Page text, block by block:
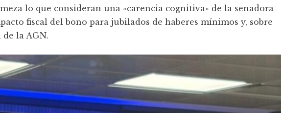
lo que consideran una «carencia cognitiva» de la senadora
fiscal del bono para jubilados de haberes mínimos y, sobre
la AGN.